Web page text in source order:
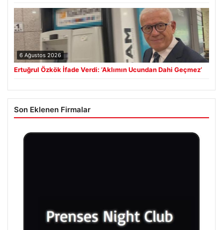
6 Ağustos 2026
Ertuğrul Özkök İfade Verdi: ‘Aklımın Ucundan Dahi Geçmez’
Son Eklenen Firmalar